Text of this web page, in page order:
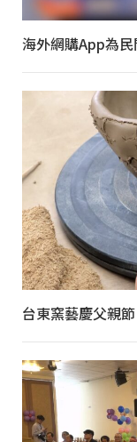
海外網購App為
台東窯藝慶父親